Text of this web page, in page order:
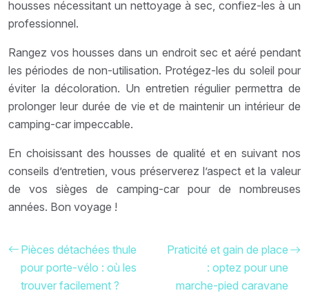
housses nécessitant un nettoyage à sec, confiez-les à un
professionnel.
Rangez vos housses dans un endroit sec et aéré pendant
les périodes de non-utilisation. Protégez-les du soleil pour
éviter la décoloration. Un entretien régulier permettra de
prolonger leur durée de vie et de maintenir un intérieur de
camping-car impeccable.
En choisissant des housses de qualité et en suivant nos
conseils d’entretien, vous préserverez l’aspect et la valeur
de vos sièges de camping-car pour de nombreuses
années. Bon voyage !
Pièces détachées thule
pour porte-vélo : où les
trouver facilement ?
Praticité et gain de place
: optez pour une
marche-pied caravane